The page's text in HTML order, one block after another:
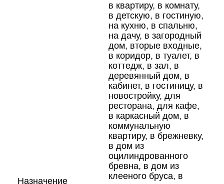
Назначение
в квартиру, в комнату,
в детскую, в гостиную,
на кухню, в спальню,
на дачу, в загородный
дом, вторые входные,
в коридор, в туалет, в
коттедж, в зал, в
деревянный дом, в
кабинет, в гостиницу, в
новостройку, для
ресторана, для кафе,
в каркасный дом, в
коммунальную
квартиру, в брежневку,
в дом из
оцилиндрованного
бревна, в дом из
клееного бруса, в